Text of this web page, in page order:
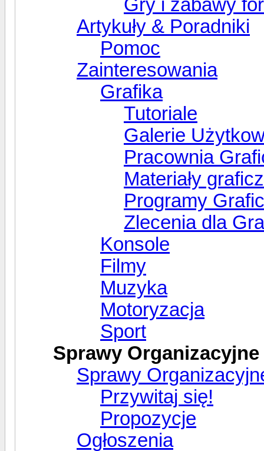
Gry i zabawy
Artykuły & Poradniki
Pomoc
Zainteresowania
Grafika
Tutoriale
Galerie
Pracownia
Materiały
Programy
Zlecenia dla
Konsole
Filmy
Muzyka
Motoryzacja
Sport
Sprawy Organizacyjne
Sprawy
Przywitaj się!
Propozycje
Ogłoszenia